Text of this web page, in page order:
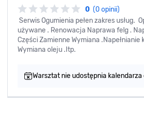
0 (0 opinii)
Serwis Ogumienia pełen zakres usług.
używane . Renowacja Naprawa felg .
Części Zamienne Wymiana .Napełnianie
Wymiana oleju .Itp.
Warsztat nie udostępnia kalendarza